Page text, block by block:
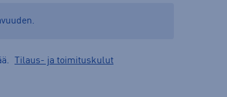
Tilaus- ja toimituskulut